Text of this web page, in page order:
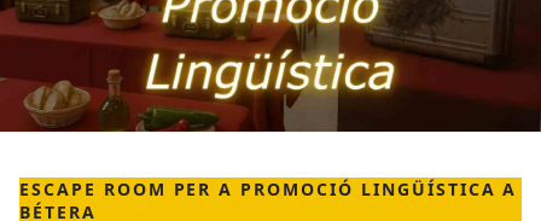
ESCAPE ROOM PER A PROMOCIÓ LINGÜÍSTICA A
BÉTERA